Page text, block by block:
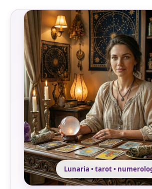
Lunaria • tarot •